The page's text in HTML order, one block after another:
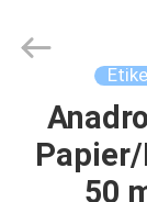
HAUS
50